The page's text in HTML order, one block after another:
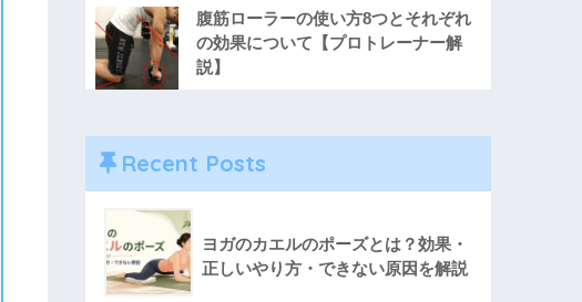
腹筋ローラーの使い方8つとそれぞれ
の効果について【プロトレーナー解
説】
Recent Posts
ヨガのカエルのポーズとは？効果・
正しいやり方・できない原因を解説